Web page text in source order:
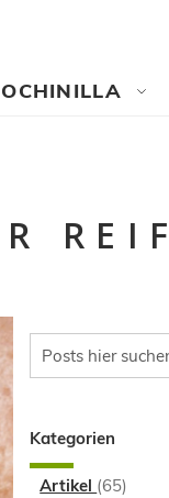
Kategorien
Artikel (65)